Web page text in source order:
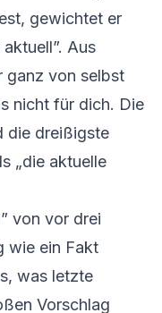
gewichtet er
Aus
ganz von selbst
nicht für dich. Die
die dreißigste
„die aktuelle
von vor drei
wie ein Fakt
was letzte
Vorschlag